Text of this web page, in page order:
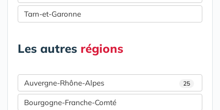
Tarn-et-Garonne
Les autres régions
Auvergne-Rhône-Alpes 25
Bourgogne-Franche-Comté